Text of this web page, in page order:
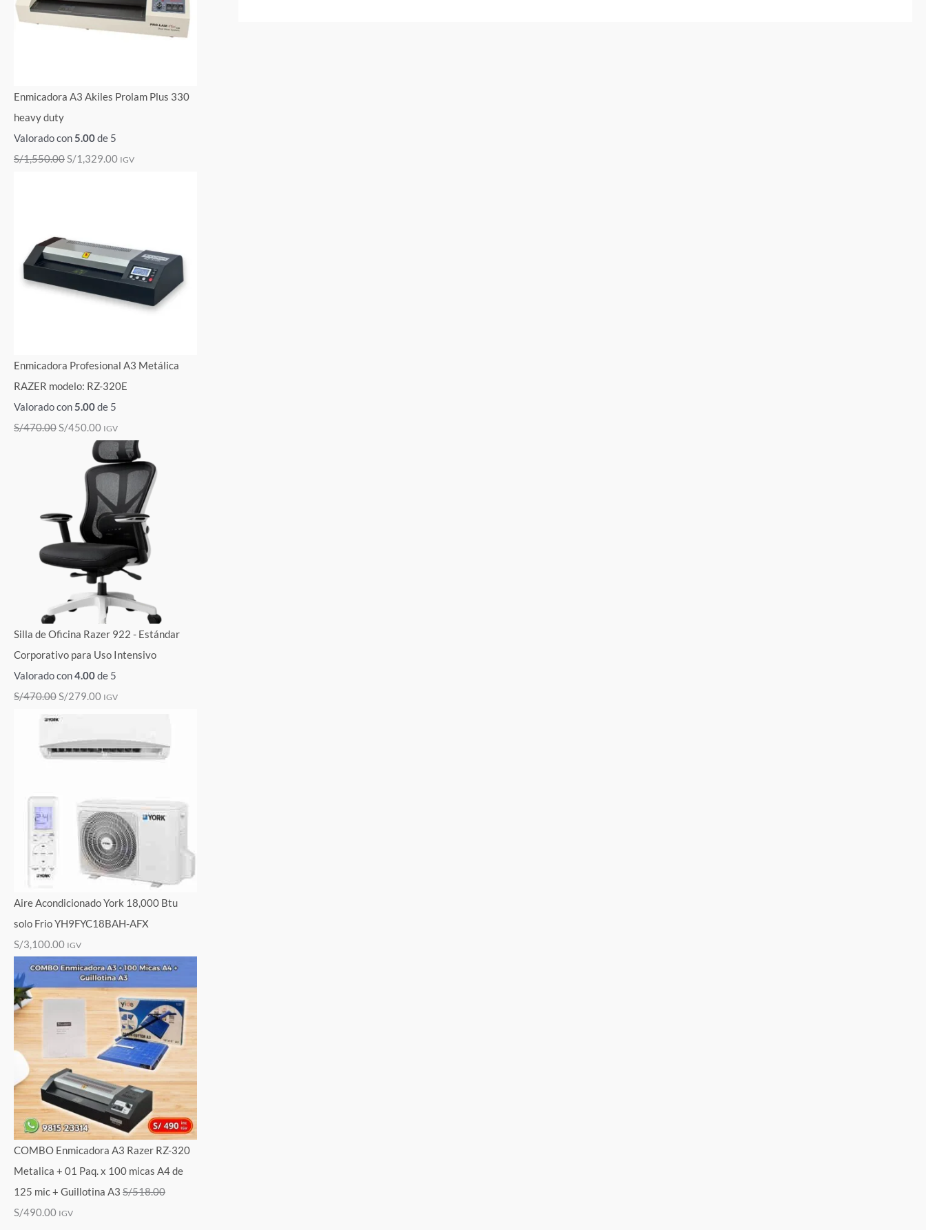
Enmicadora A3 Akiles Prolam Plus 330
heavy duty
Valorado con5.00de 5
S/1,550.00S/1,329.00 IGV
Enmicadora Profesional A3 Metálica
RAZER modelo: RZ-320E
Valorado con5.00de 5
S/470.00S/450.00 IGV
Silla de Oficina Razer 922 - Estándar
Corporativo para Uso Intensivo
Valorado con4.00de 5
S/470.00S/279.00 IGV
Aire Acondicionado York 18,000 Btu
solo Frio YH9FYC18BAH-AFX
S/3,100.00 IGV
COMBO Enmicadora A3 Razer RZ-320
Metalica + 01 Paq. x 100 micas A4 de
125 mic + Guillotina A3 S/518.00
S/490.00 IGV